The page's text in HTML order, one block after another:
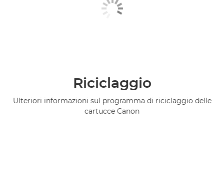
Riciclaggio
Ulteriori informazioni sul programma di riciclaggio delle
cartucce Canon